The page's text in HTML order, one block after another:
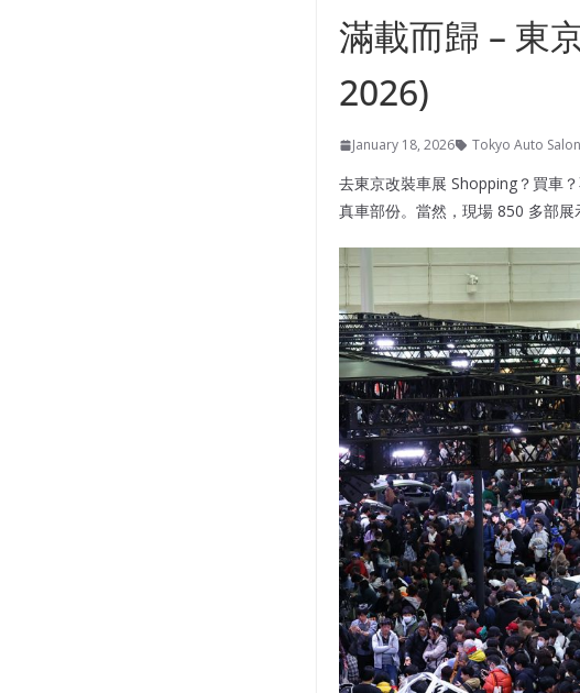
滿載而歸 – 東
2026)
January 18, 2026 Tokyo Auto Salon
去東京改裝車展 Shopping？買車
真車部份。當然，現場 850 多部展